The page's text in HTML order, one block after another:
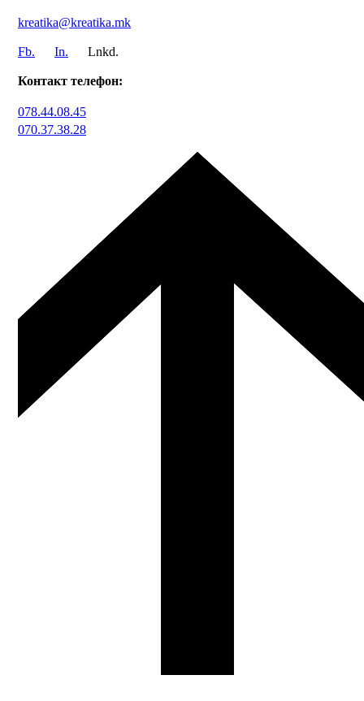
kreatika@kreatika.mk
Fb. In. Lnkd.
Контакт телефон:
078.44.08.45
070.37.38.28